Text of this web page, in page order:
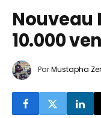
Nouveau
10.000
ParMustapha